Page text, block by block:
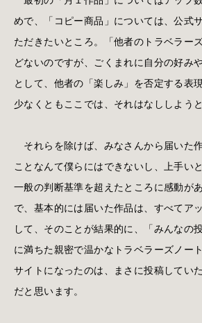
めで、「コピー商品」については、公式
ただきたいところ。「他者のトラベラー
どないのですが、ごくまれに自分の好み
として、他者の「楽しみ」を否定する表
少なくともここでは、それはなししようと
それらを除けば、みなさんから届いた
ことなんて僕らにはできないし、上手い
一般の判断基準を超えたところに感動が
で、基本的には届いた作品は、すべてア
して、そのことが結果的に、「みんなの
に満ちた親密で温かなトラベラーズノー
サイトになったのは、まさに投稿してい
だと思います。